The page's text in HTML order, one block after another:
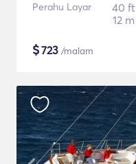
Perahu Layar
40 ft
12 m
$723 /malam